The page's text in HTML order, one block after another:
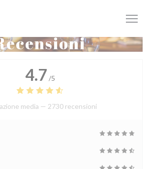
tue scelte sui cookie
4.7 /5
media — 2730 recensioni